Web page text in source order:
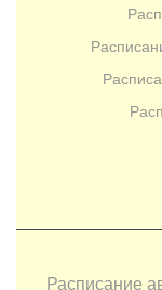
Расписание